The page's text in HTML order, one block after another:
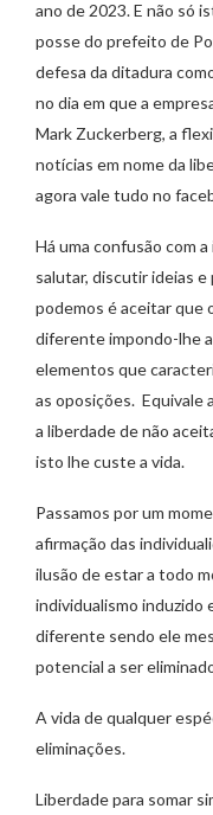
ano de 2023. E não só
posse do prefeito de
defesa da ditadura
no dia em que a
Mark Zuckerberg, a
notícias em nome da
agora vale tudo no
Há uma confusão com
salutar, discutir ideias
podemos é aceitar que
diferente impondo-lhe
elementos que
as oposições. Equivale
a liberdade de não
isto lhe custe a vida.
Passamos por um
afirmação das
ilusão de estar a todo
individualismo induzido
diferente sendo ele
potencial a ser
A vida de qualquer
eliminações.
Liberdade para somar